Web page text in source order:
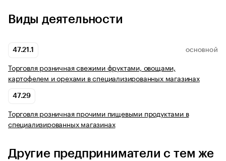
Виды деятельности
47.21.1 ОСНОВНОЙ
Торговля розничная свежими фруктами, овощами,
картофелем и орехами в специализированных магазинах
47.29
Торговля розничная прочими пищевыми продуктами в
специализированных магазинах
Другие предприниматели с тем же